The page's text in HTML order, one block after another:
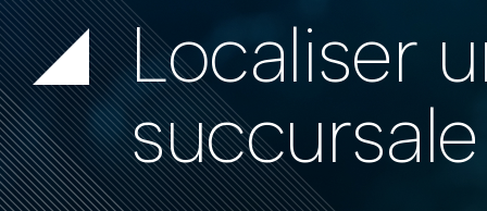
Localiser
succursale